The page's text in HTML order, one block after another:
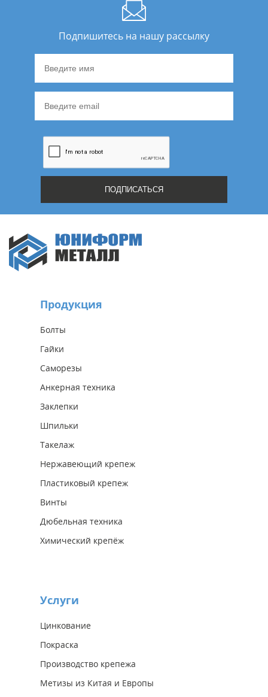
Подпишитесь на нашу рассылку
Продукция
Болты
Гайки
Саморезы
Анкерная техника
Заклепки
Шпильки
Такелаж
Нержавеющий крепеж
Пластиковый крепеж
Винты
Дюбельная техника
Химический крепёж
Услуги
Цинкование
Покраска
Производство крепежа
Метизы из Китая и Европы